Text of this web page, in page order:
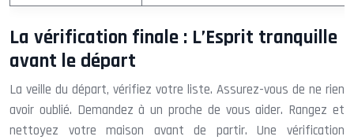
La vérification finale : L’Esprit tranquille
avant le départ
La veille du départ, vérifiez votre liste. Assurez-vous de ne rien
avoir oublié. Demandez à un proche de vous aider. Rangez et
nettoyez votre maison avant de partir. Une vérification